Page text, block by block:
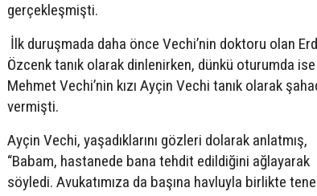
gerçekleşmişti.
İlk duruşmada daha önce Vechi’nin doktoru olan
Özcenk tanık olarak dinlenirken, dünkü oturumda ise
Mehmet Vechi’nin kızı Ayçin Vechi tanık olarak
vermişti.
Ayçin Vechi, yaşadıklarını gözleri dolarak anlatmış,
“Babam, hastanede bana tehdit edildiğini ağlayarak
söyledi. Avukatımıza da başına havluyla birlikte